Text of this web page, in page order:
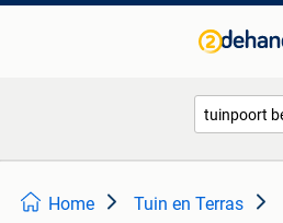
Home Tuin en Terras